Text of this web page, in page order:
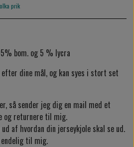
prik
bom. og 5 % lycra
dine mål, og kan syes i stort set
så sender jeg dig en mail med et
og returnere til mig.
af hvordan din jerseykjole skal se ud.
til mig.